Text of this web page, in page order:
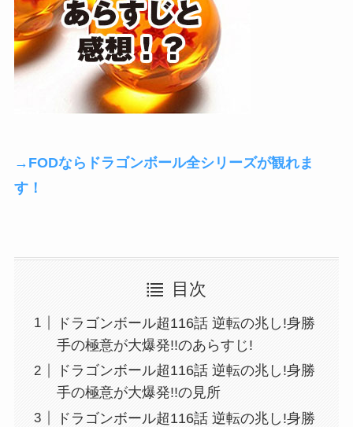
→FODならドラゴンボール全シリーズが観れま
す！
目次
ドラゴンボール超116話 逆転の兆し!身勝
手の極意が大爆発!!のあらすじ!
ドラゴンボール超116話 逆転の兆し!身勝
手の極意が大爆発!!の見所
ドラゴンボール超116話 逆転の兆し!身勝